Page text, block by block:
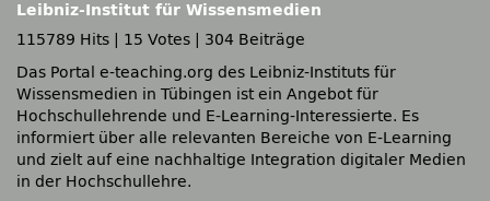
Leibniz-Institut für Wissensmedien
115789 Hits
15 Votes
304 Beiträge
Das Portal e-teaching.org des Leibniz-Instituts für
Wissensmedien in Tübingen ist ein Angebot für
Hochschullehrende und E-Learning-Interessierte. Es
informiert über alle relevanten Bereiche von E-Learning
und zielt auf eine nachhaltige Integration digitaler Medien
in der Hochschullehre.